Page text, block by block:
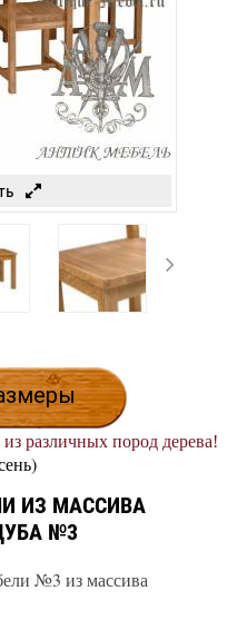
различных пород дерева!
ИЗ МАССИВА
№3
№3 из массива